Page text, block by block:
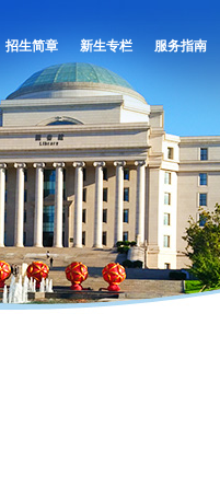
招生简章 新生专栏 服务指南